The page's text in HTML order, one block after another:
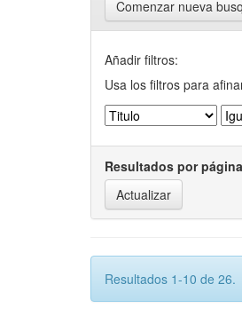
Comenzar nueva
Añadir filtros:
Usa los filtros para
Resultados por página
Resultados 1-10 de 26.